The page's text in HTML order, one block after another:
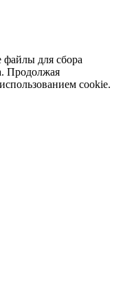
для сбора
Продолжая
cookie.